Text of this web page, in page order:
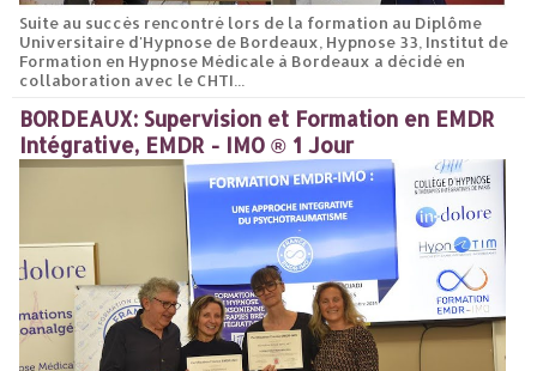
Suite au succès rencontré lors de la formation au Diplôme
Universitaire d'Hypnose de Bordeaux, Hypnose 33, Institut de
Formation en Hypnose Médicale à Bordeaux a décidé en
collaboration avec le CHTI...
BORDEAUX: Supervision et Formation en EMDR
Intégrative, EMDR - IMO ® 1 Jour